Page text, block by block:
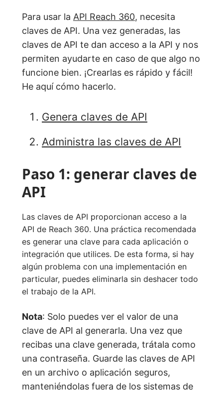
Para usar la API Reach 360, necesita
claves de API. Una vez generadas, las
claves de API te dan acceso a la API y nos
permiten ayudarte en caso de que algo no
funcione bien. ¡Crearlas es rápido y fácil!
He aquí cómo hacerlo.
Genera claves de API
Administra las claves de API
Paso 1: generar claves de
API
Las claves de API proporcionan acceso a la
API de Reach 360. Una práctica recomendada
es generar una clave para cada aplicación o
integración que utilices. De esta forma, si hay
algún problema con una implementación en
particular, puedes eliminarla sin deshacer todo
el trabajo de la API.
Nota: Solo puedes ver el valor de una
clave de API al generarla. Una vez que
recibas una clave generada, trátala como
una contraseña. Guarde las claves de API
en un archivo o aplicación seguros,
manteniéndolas fuera de los sistemas de